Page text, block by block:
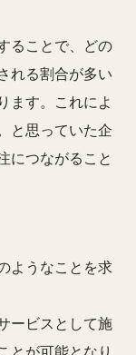
ることで、どの
れる割合が多い
ます。これによ
と思っていた企
につながること
ようなことを求
ービスとして施
とが可能となり